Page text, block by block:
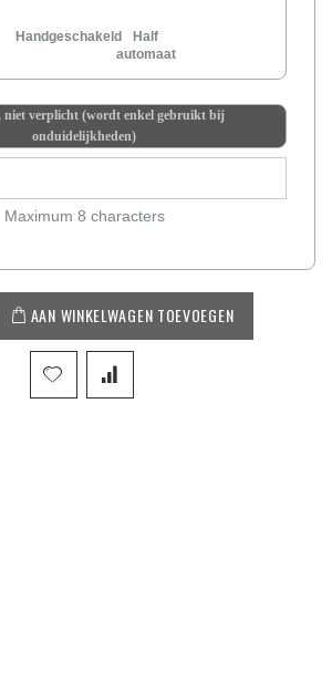
Handgeschakeld
Half
automaat
niet verplicht (wordt enkel gebruikt bij
onduidelijkheden)
Maximum 8 characters
AAN WINKELWAGEN TOEVOEGEN